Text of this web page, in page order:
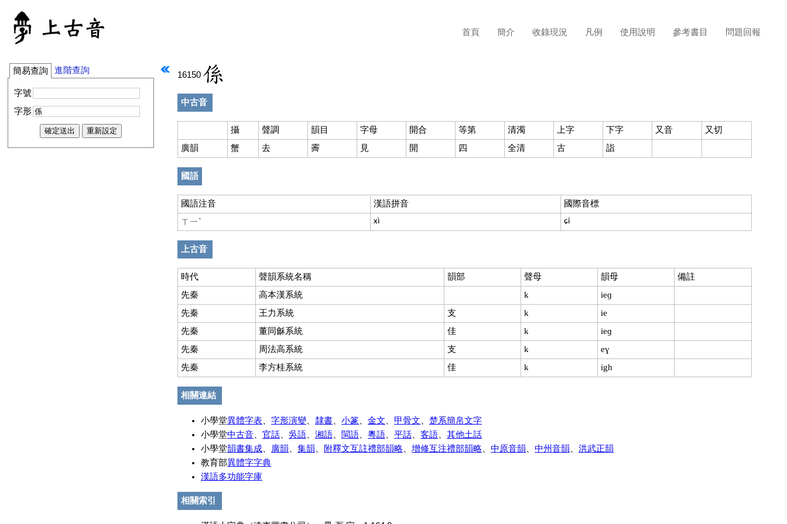
首頁 簡介 收錄現況 凡例 使用說明 參考書目 問題回報
簡易查詢 進階查詢
字號
字形
16150
中古音
攝 聲調 韻目 字母 開合 等第 清濁 上字 下字 又音 又切
廣韻 蟹 去 霽 見 開 四 全清 古 詣
國語
國語注音 漢語拼音 國際音標
ㄒㄧˋ xì ɕi
上古音
時代 聲韻系統名稱 韻部 聲母 韻母 備註
先秦 高本漢系統 k
ieɡ
先秦
王力系統 支 k
ie
先秦
董同龢系統 佳 k
ieɡ
先秦
周法高系統 支 k
eɣ
先秦
李方桂系統 佳 k igh
相關連結
小學堂異體字表 字形演變 隸書 小篆 金文 甲骨文
楚系簡帛文字
小學堂中古音 官話 吳語 湘語 閩語 粵語 平話 客語
其他土話
小學堂韻書集成 廣韻 集韻 附釋文互註禮部韻略 增修互注禮部韻略 中原音韻 中州音韻
洪武正韻
教育部異體字字典
漢語多功能字庫
相關索引